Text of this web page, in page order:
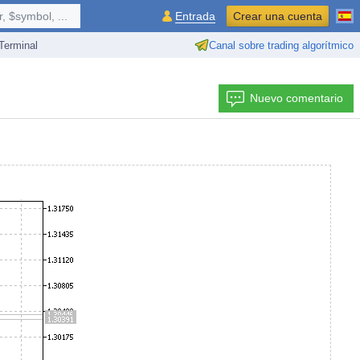
Canal sobre trading algorítmico
$symbol, ... Entrada Crear una cuenta
Nuevo comentario